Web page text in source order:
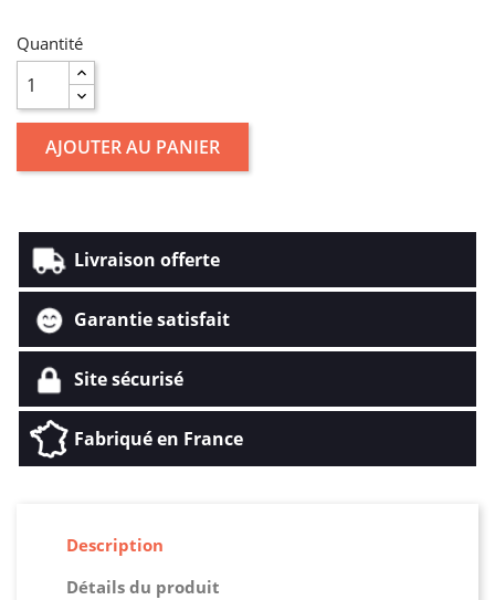
Quantité
AJOUTER AU PANIER
Livraison offerte
Garantie satisfait
Site sécurisé
Fabriqué en France
Description
Détails du produit